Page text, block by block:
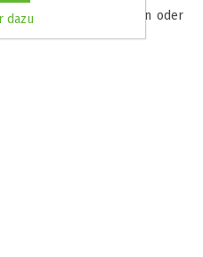
Ihre Karte zu verlängern oder
dazu